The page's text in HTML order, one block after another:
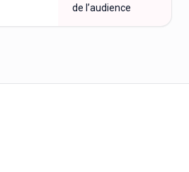
de l’audience